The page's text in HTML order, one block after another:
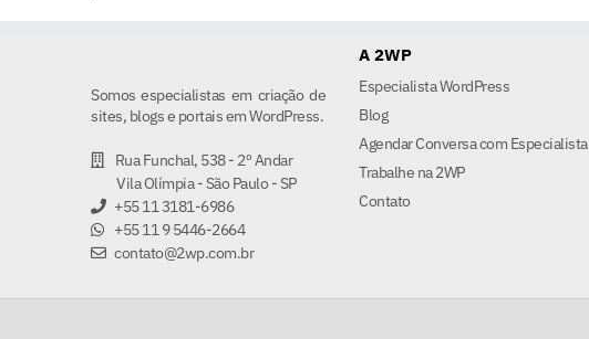
Somos especialistas em criação de
sites, blogs e portais em WordPress.
Rua Funchal, 538 - 2º Andar
Vila Olímpia - São Paulo - SP
+55 11 3181-6986
+55 11 9 5446-2664
contato@2wp.com.br
A 2WP
Especialista WordPress
Blog
Agendar Conversa com Especialista
Trabalhe na 2WP
Contato